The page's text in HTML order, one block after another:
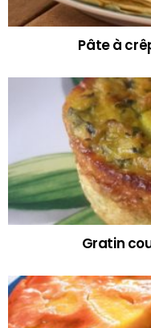
Pâte à
Gratin